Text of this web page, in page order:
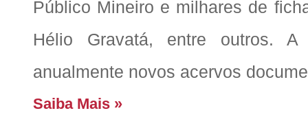
Público Mineiro e milhares de
Hélio Gravatá, entre outros.
anualmente novos acervos
Saiba Mais »